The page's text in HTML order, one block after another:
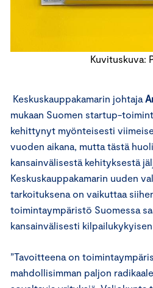
Kuvituskuva:
Keskuskauppakamarin johtaja
mukaan Suomen startup-
kehittynyt myönteisesti
vuoden aikana, mutta tästä
kansainvälisestä kehityksestä
Keskuskauppakamarin uuden
tarkoituksena on vaikuttaa
toimintaympäristö Suomessa
kansainvälisesti kilpailukykyisen
”Tavoitteena on
mahdollisimman paljon